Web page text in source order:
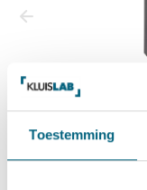
Toestemming
Chubbsafes